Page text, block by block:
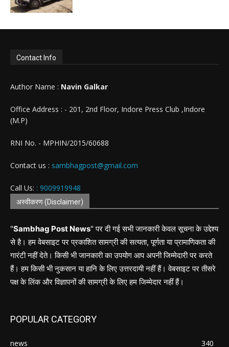
Contact Info
Author Name : Navin Galkar
Office Address : - 201, 2nd Floor, Indore Press Club ,Indore
(M.P)
RNI No. - MPHIN/2015/60688
Contact us : sambhagpost@gmail.com
Call Us: : 9009919948
अस्वीकरण (Disclaimer)
"Sambhag Post News" पर दी गई सभी जानकारी केवल सूचना के उद्देश्य
से है। हम वेबसाइट पर प्रकाशित सामग्री की सत्यता, पूर्णता या प्रामाणिकता की
गारंटी नहीं देते। किसी भी जानकारी का उपयोग आप अपनी जिम्मेदारी पर करते
हैं। हम किसी भी नुकसान या हानि के लिए उत्तरदायी नहीं हैं। वेबसाइट पर तीसरे
पक्ष के लिंक और विज्ञापनों की सामग्री के लिए हम जिम्मेदार नहीं हैं।
POPULAR CATEGORY
news
340